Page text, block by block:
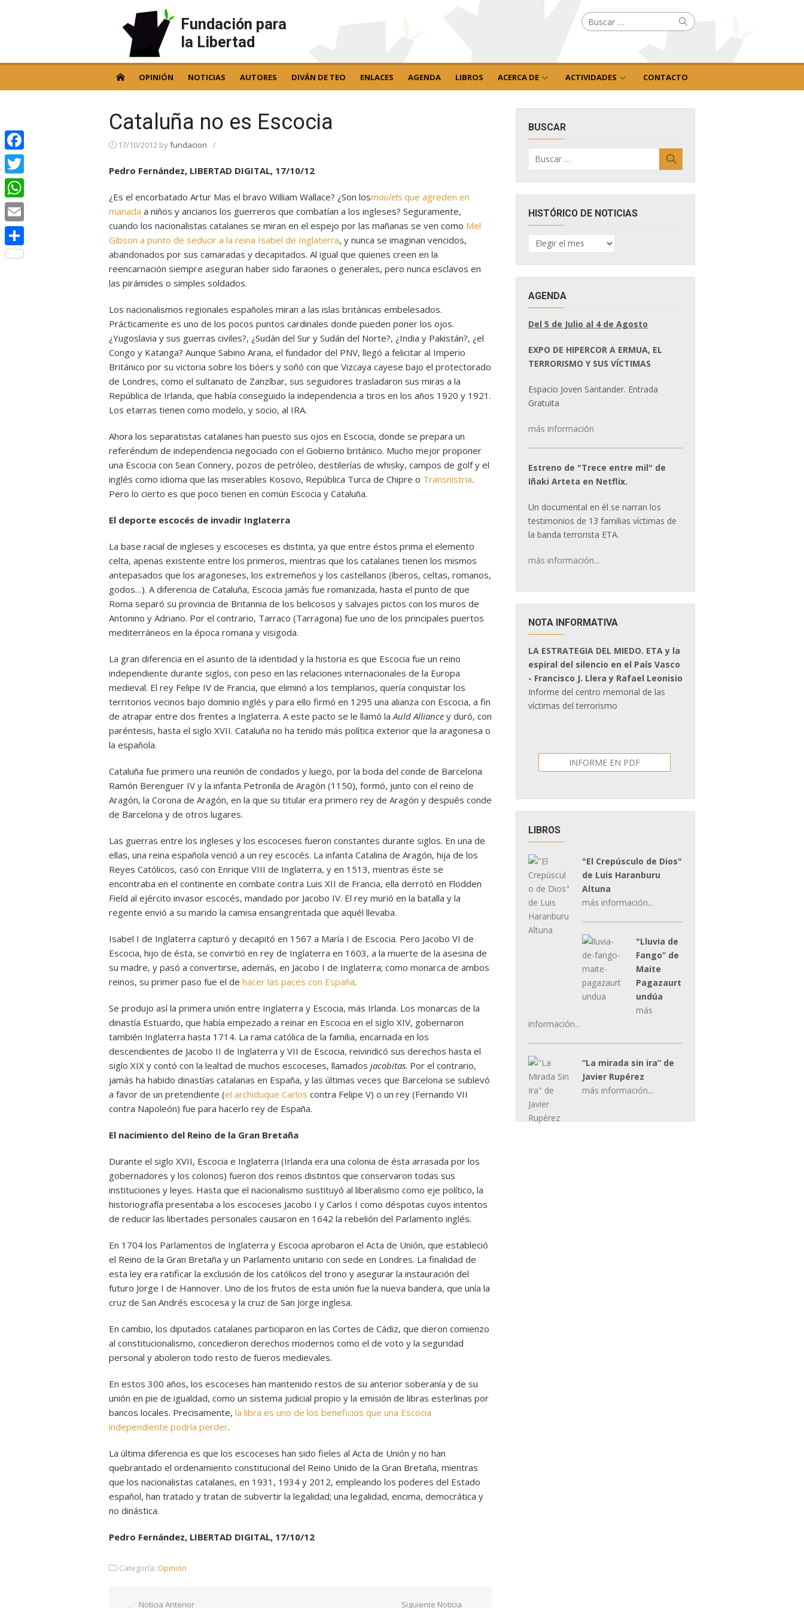
Fundación para
la Libertad
Buscar
por: Buscar
OPINIÓN NOTICIAS AUTORES DIVÁN DE TEO ENLACES AGENDA LIBROS ACERCA DE ACTIVIDADES CONTACTO
Cataluña no es Escocia
17/10/2012 byfundacion /
Pedro Fernández, LIBERTAD DIGITAL, 17/10/12
¿Es el encorbatado Artur Mas el bravo William Wallace? ¿Son losmaulets que agreden en
manada a niños y ancianos los guerreros que combatían a los ingleses? Seguramente,
cuando los nacionalistas catalanes se miran en el espejo por las mañanas se ven como Mel
Gibson a punto de seducir a la reina Isabel de Inglaterra, y nunca se imaginan vencidos,
abandonados por sus camaradas y decapitados. Al igual que quienes creen en la
reencarnación siempre aseguran haber sido faraones o generales, pero nunca esclavos en
las pirámides o simples soldados.
Los nacionalismos regionales españoles miran a las islas británicas embelesados.
Prácticamente es uno de los pocos puntos cardinales donde pueden poner los ojos.
¿Yugoslavia y sus guerras civiles?, ¿Sudán del Sur y Sudán del Norte?, ¿India y Pakistán?, ¿el
Congo y Katanga? Aunque Sabino Arana, el fundador del PNV, llegó a felicitar al Imperio
Británico por su victoria sobre los bóers y soñó con que Vizcaya cayese bajo el protectorado
de Londres, como el sultanato de Zanzíbar, sus seguidores trasladaron sus miras a la
República de Irlanda, que había conseguido la independencia a tiros en los años 1920 y 1921.
Los etarras tienen como modelo, y socio, al IRA.
Ahora los separatistas catalanes han puesto sus ojos en Escocia, donde se prepara un
referéndum de independencia negociado con el Gobierno británico. Mucho mejor proponer
una Escocia con Sean Connery, pozos de petróleo, destilerías de whisky, campos de golf y el
inglés como idioma que las miserables Kosovo, República Turca de Chipre o Transnistria.
Pero lo cierto es que poco tienen en común Escocia y Cataluña.
El deporte escocés de invadir Inglaterra
La base racial de ingleses y escoceses es distinta, ya que entre éstos prima el elemento
celta, apenas existente entre los primeros, mientras que los catalanes tienen los mismos
antepasados que los aragoneses, los extremeños y los castellanos (íberos, celtas, romanos,
godos…). A diferencia de Cataluña, Escocia jamás fue romanizada, hasta el punto de que
Roma separó su provincia de Britannia de los belicosos y salvajes pictos con los muros de
Antonino y Adriano. Por el contrario, Tarraco (Tarragona) fue uno de los principales puertos
mediterráneos en la época romana y visigoda.
La gran diferencia en el asunto de la identidad y la historia es que Escocia fue un reino
independiente durante siglos, con peso en las relaciones internacionales de la Europa
medieval. El rey Felipe IV de Francia, que eliminó a los templarios, quería conquistar los
territorios vecinos bajo dominio inglés y para ello firmó en 1295 una alianza con Escocia, a fin
de atrapar entre dos frentes a Inglaterra. A este pacto se le llamó laAuldAlliance y duró, con
paréntesis, hasta el siglo XVII. Cataluña no ha tenido más política exterior que la aragonesa o
la española.
Cataluña fue primero una reunión de condados y luego, por la boda del conde de Barcelona
Ramón Berenguer IV y la infanta Petronila de Aragón (1150), formó, junto con el reino de
Aragón, la Corona de Aragón, en la que su titular era primero rey de Aragón y después conde
de Barcelona y de otros lugares.
Las guerras entre los ingleses y los escoceses fueron constantes durante siglos. En una de
ellas, una reina española venció a un rey escocés. La infanta Catalina de Aragón, hija de los
Reyes Católicos, casó con Enrique VIII de Inglaterra, y en 1513, mientras éste se
encontraba en el continente en combate contra Luis XII de Francia, ella derrotó en Flodden
Field al ejército invasor escocés, mandado por Jacobo IV. El rey murió en la batalla y la
regente envió a su marido la camisa ensangrentada que aquél llevaba.
Isabel I de Inglaterra capturó y decapitó en 1567 a María I de Escocia. Pero Jacobo VI de
Escocia, hijo de ésta, se convirtió en rey de Inglaterra en 1603, a la muerte de la asesina de
su madre, y pasó a convertirse, además, en Jacobo I de Inglaterra; como monarca de ambos
reinos, su primer paso fue el de hacer las paces con España.
Se produjo así la primera unión entre Inglaterra y Escocia, más Irlanda. Los monarcas de la
dinastía Estuardo, que había empezado a reinar en Escocia en el siglo XIV, gobernaron
también Inglaterra hasta 1714. La rama católica de la familia, encarnada en los
descendientes de Jacobo II de Inglaterra y VII de Escocia, reivindicó sus derechos hasta el
siglo XIX y contó con la lealtad de muchos escoceses, llamados jacobitas. Por el contrario,
jamás ha habido dinastías catalanas en España, y las últimas veces que Barcelona se sublevó
a favor de un pretendiente (el archiduque Carlos contra Felipe V) o un rey (Fernando VII
contra Napoleón) fue para hacerlo rey de España.
El nacimiento del Reino de la Gran Bretaña
Durante el siglo XVII, Escocia e Inglaterra (Irlanda era una colonia de ésta arrasada por los
gobernadores y los colonos) fueron dos reinos distintos que conservaron todas sus
instituciones y leyes. Hasta que el nacionalismo sustituyó al liberalismo como eje político, la
historiografía presentaba a los escoceses Jacobo I y Carlos I como déspotas cuyos intentos
de reducir las libertades personales causaron en 1642 la rebelión del Parlamento inglés.
En 1704 los Parlamentos de Inglaterra y Escocia aprobaron el Acta de Unión, que estableció
el Reino de la Gran Bretaña y un Parlamento unitario con sede en Londres. La finalidad de
esta ley era ratificar la exclusión de los católicos del trono y asegurar la instauración del
futuro Jorge I de Hannover. Uno de los frutos de esta unión fue la nueva bandera, que unía la
cruz de San Andrés escocesa y la cruz de San Jorge inglesa.
En cambio, los diputados catalanes participaron en las Cortes de Cádiz, que dieron comienzo
al constitucionalismo, concedieron derechos modernos como el de voto y la seguridad
personal y aboleron todo resto de fueros medievales.
En estos 300 años, los escoceses han mantenido restos de su anterior soberanía y de su
unión en pie de igualdad, como un sistema judicial propio y la emisión de libras esterlinas por
bancos locales. Precisamente, la libra es uno de los beneficios que una Escocia
independiente podría perder.
La última diferencia es que los escoceses han sido fieles al Acta de Unión y no han
quebrantado el ordenamiento constitucional del Reino Unido de la Gran Bretaña, mientras
que los nacionalistas catalanes, en 1931, 1934 y 2012, empleando los poderes del Estado
español, han tratado y tratan de subvertir la legalidad; una legalidad, encima, democrática y
no dinástica.
Pedro Fernández, LIBERTAD DIGITAL, 17/10/12
Categoría: Opinión
Noticia Anterior Siguiente Noticia
BUSCAR
por:
HISTÓRICO DE NOTICIAS
HISTÓRICO
DE
AGENDA
Del 5 de Julio al 4 de Agosto
EXPO DE HIPERCOR A ERMUA, EL
TERRORISMO Y SUS VÍCTIMAS
Espacio Joven Santander. Entrada
Gratuita
más información
Estreno de "Trece entre mil" de
Iñaki Arteta en Netflix.
Un documental en él se narran los
testimonios de 13 familias víctimas de
la banda terrorista ETA.
más información...
NOTA INFORMATIVA
LA ESTRATEGIA DEL MIEDO. ETA y la
espiral del silencio en el País Vasco
- Francisco J. Llera y Rafael Leonisio
Informe del centro memorial de las
víctimas del terrorismo
INFORME EN PDF
LIBROS
"El Crepúsculo de Dios"
de Luis Haranburu
Altuna
más información...
"Lluvia de
Fango” de
Maite
Pagazaurt
undúa
más
información...
“La mirada sin ira” de
Javier Rupérez
más información...
Facebook
Twitter
WhatsApp
Email
Compartir